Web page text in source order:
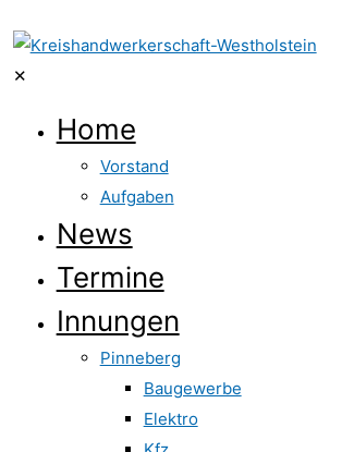
✕
Home
Vorstand
Aufgaben
News
Termine
Innungen
Pinneberg
Baugewerbe
Elektro